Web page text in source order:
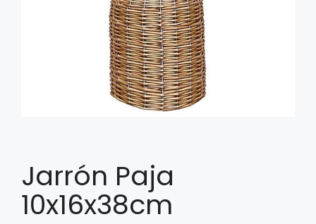
Jarrón Paja
10x16x38cm